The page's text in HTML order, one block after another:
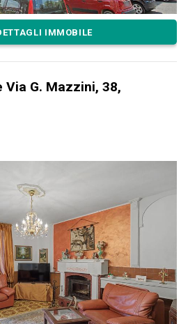
IMMOBILE
Via G. Mazzini, 38,